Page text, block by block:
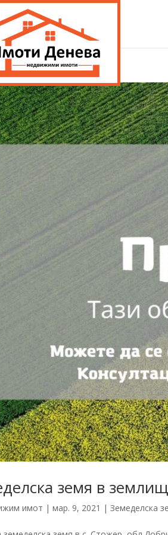
земя в
имот |мар. 9, 2021 |Земеделска